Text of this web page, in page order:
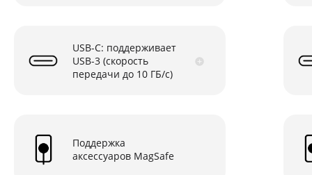
USB-C: поддерживает
USB-3 (скорость
передачи до 10 ГБ/с)
Поддержка
аксессуаров MagSafe